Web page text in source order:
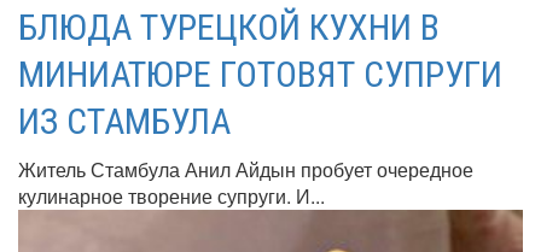
БЛЮДА ТУРЕЦКОЙ КУХНИ В
МИНИАТЮРЕ ГОТОВЯТ СУПРУГИ
ИЗ СТАМБУЛА
Житель Стамбула Анил Айдын пробует очередное
кулинарное творение супруги. И...